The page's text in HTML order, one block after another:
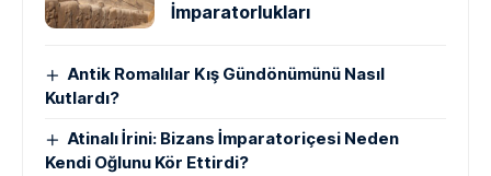
İmparatorlukları
Antik Romalılar Kış Gündönümünü Nasıl
Kutlardı?
Atinalı İrini: Bizans İmparatoriçesi Neden
Kendi Oğlunu Kör Ettirdi?